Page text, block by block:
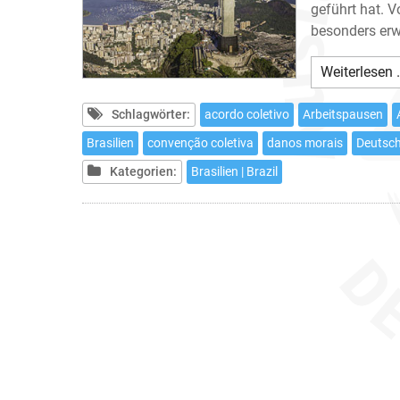
geführt hat.
besonders
Weiterlesen
Schlagwörter: acordo coletivo Arbeitspausen
Brasilien
convenção coletiva danos morais
Kategorien:
Brasilien | Brazil